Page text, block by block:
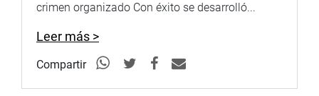
crimen organizado Con éxito se desarrolló...
Leer más >
Compartir